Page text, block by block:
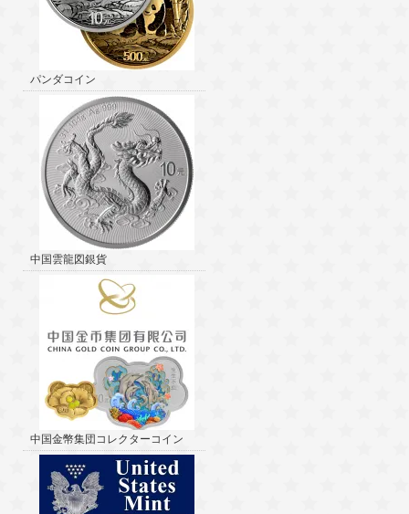
パンダコイン
中国雲龍図銀貨
中国金幣集団コレクターコイン